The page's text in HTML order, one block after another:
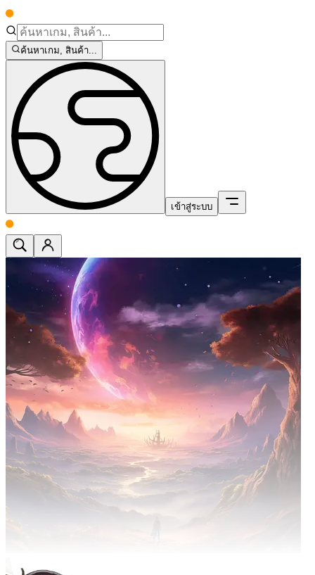
ค้นหาเกม, สินค้า...
เข้าสู่ระบบ